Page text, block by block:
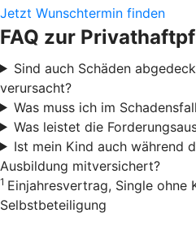
Jetzt Wunschtermin finden
FAQ zur
Sind auch Schäden
verursacht?
Was muss ich im
Was leistet die
Ist mein Kind auch während
Ausbildung mitversichert?
1 Einjahresvertrag, Single ohne
Selbstbeteiligung